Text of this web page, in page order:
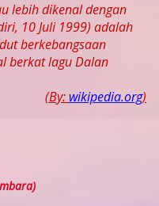
lebih dikenal dengan
10 Juli 1999) adalah
berkebangsaan
berkat lagu Dalan
(By: wikipedia.org)